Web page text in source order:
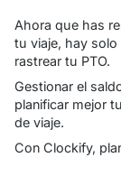
Ahora que has
tu viaje, hay
rastrear tu PTO.
Gestionar el
planificar mejor
de viaje.
Con Clockify,